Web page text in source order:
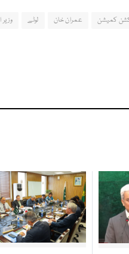
کمیشن عمران خان لوٹے